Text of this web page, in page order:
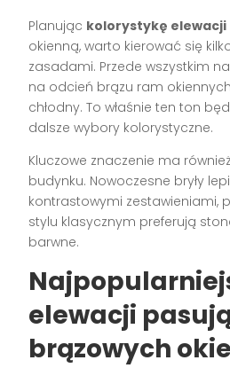
Planując kolorystykę elewacji
okienną, warto kierować się
zasadami. Przede wszystkim
na odcień brązu ram
chłodny. To właśnie ten ton
dalsze wybory kolorystyczne.
Kluczowe znaczenie ma
budynku. Nowoczesne bryły
kontrastowymi zestawieniami,
stylu klasycznym preferują
barwne.
elewacji
brązowych